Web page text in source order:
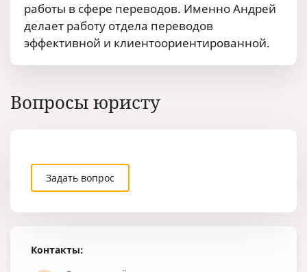
Контакты:
работы в сфере переводов. Именно Андрей
делает работу отдела переводов
эффективной и клиентоориентированной.
Вопросы юристу
Задать вопрос